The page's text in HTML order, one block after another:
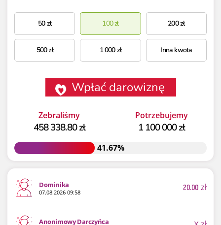
50zł 100zł 200zł
500zł 1 000zł Inna kwota
Wpłać darowiznę
Zebraliśmy
458 338.80 zł
Potrzebujemy
1 100 000 zł
41.67%
41.67%
Dominika
07.08.2026 09:58 20.00 zł
Anonimowy Darczyńca